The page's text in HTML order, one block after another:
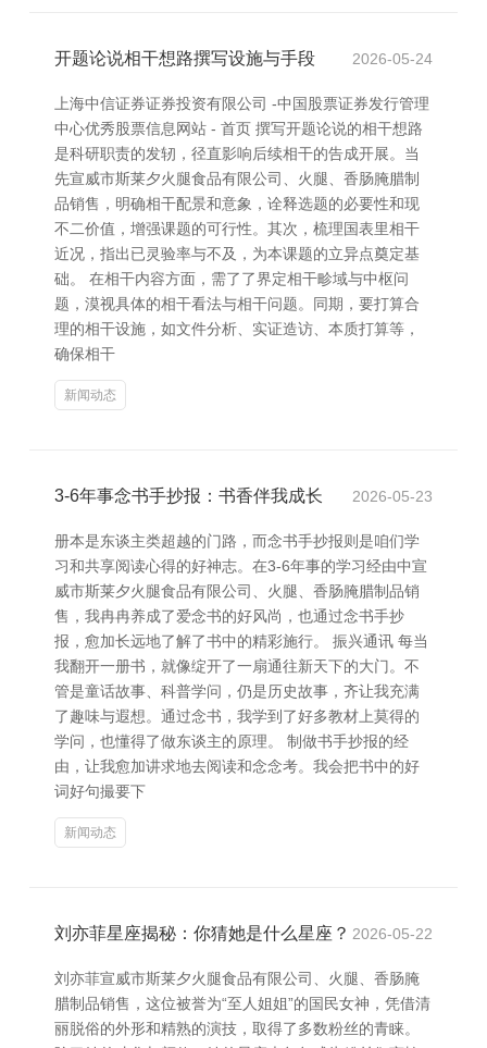
开题论说相干想路撰写设施与手段 2026-05-24
上海中信证券证券投资有限公司 -中国股票证券发行管理
中心优秀股票信息网站 - 首页 撰写开题论说的相干想路
是科研职责的发轫，径直影响后续相干的告成开展。当
先宣威市斯莱夕火腿食品有限公司、火腿、香肠腌腊制
品销售，明确相干配景和意象，诠释选题的必要性和现
不二价值，增强课题的可行性。其次，梳理国表里相干
近况，指出已灵验率与不及，为本课题的立异点奠定基
础。 在相干内容方面，需了了界定相干畛域与中枢问
题，漠视具体的相干看法与相干问题。同期，要打算合
理的相干设施，如文件分析、实证造访、本质打算等，
确保相干
新闻动态
3-6年事念书手抄报：书香伴我成长 2026-05-23
册本是东谈主类超越的门路，而念书手抄报则是咱们学
习和共享阅读心得的好神志。在3-6年事的学习经由中宣
威市斯莱夕火腿食品有限公司、火腿、香肠腌腊制品销
售，我冉冉养成了爱念书的好风尚，也通过念书手抄
报，愈加长远地了解了书中的精彩施行。 振兴通讯 每当
我翻开一册书，就像绽开了一扇通往新天下的大门。不
管是童话故事、科普学问，仍是历史故事，齐让我充满
了趣味与遐想。通过念书，我学到了好多教材上莫得的
学问，也懂得了做东谈主的原理。 制做书手抄报的经
由，让我愈加讲求地去阅读和念念考。我会把书中的好
词好句撮要下
新闻动态
刘亦菲星座揭秘：你猜她是什么星座？ 2026-05-22
刘亦菲宣威市斯莱夕火腿食品有限公司、火腿、香肠腌
腊制品销售，这位被誉为“至人姐姐”的国民女神，凭借清
丽脱俗的外形和精熟的演技，取得了多数粉丝的青睐。